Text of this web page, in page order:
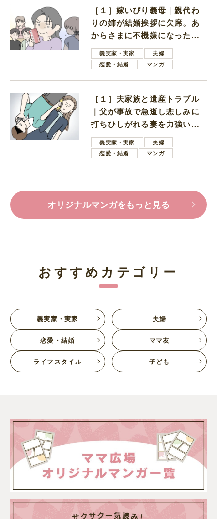
［１］嫁いびり義母｜親代わ
りの姉が結婚挨拶に欠席。あ
からさまに不機嫌になった義
母義実家・実家
夫婦
恋愛・結婚
マンガ
［１］夫家族と遺産トラブル
｜父が事故で急逝し悲しみに
打ちひしがれる妻を力強い言
葉で励ます夫
義実家・実家
夫婦
恋愛・結婚
マンガ
オリジナルマンガをもっと見る
おすすめカテゴリー
義実家・実家 夫婦
恋愛・結婚 ママ友
ライフスタイル 子ども